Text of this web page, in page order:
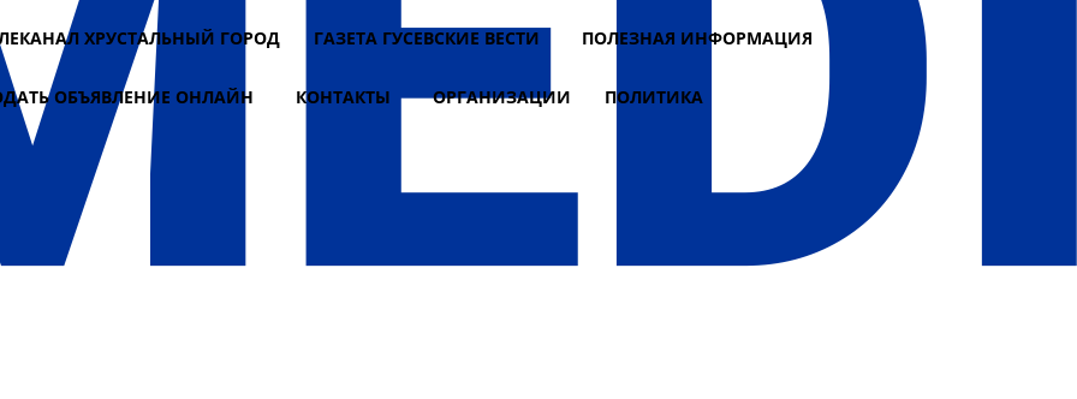
ХРУСТАЛЬНЫЙ ГОРОД ГАЗЕТА ГУСЕВСКИЕ ВЕСТИ ПОЛЕЗНАЯ ИНФОРМАЦИЯ
ОБЪЯВЛЕНИЕ ОНЛАЙН КОНТАКТЫ ОРГАНИЗАЦИИ ПОЛИТИКА